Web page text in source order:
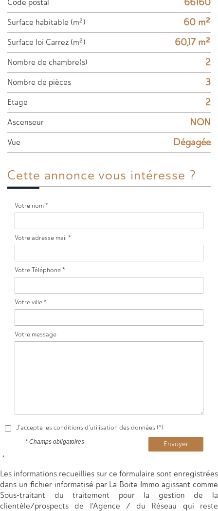
Code postal
Surface habitable (m²) 60 m²
Surface loi Carrez (m²) 60,17 m²
Nombre de chambre(s) 2
Nombre de pièces 3
Etage 2
Ascenseur NON
Vue Dégagée
Cette annonce vous intéresse ?
Votre nom *
Votre adresse mail *
Votre Téléphone *
Votre ville *
Votre message
J'accepte les conditions d'utilisation des données (*)
Envoyer
* Champs obligatoires
* :
Les informations recueillies sur ce formulaire sont enregistrées
dans un fichier informatisé par La Boite Immo agissant comme
Sous-traitant du traitement pour la gestion de la
clientèle/prospects de l'Agence / du Réseau qui reste